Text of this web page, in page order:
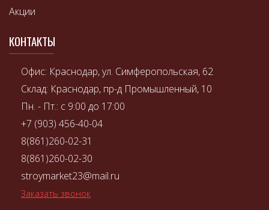
Акции
КОНТАКТЫ
Офис: Краснодар, ул. Симферопольская, 62
Склад: Краснодар, пр-д Промышленный, 10
Пн. - Пт.: с 9:00 до 17:00
+7 (903) 456-40-04
8(861)260-02-31
8(861)260-02-30
stroymarket23@mail.ru
Заказать звонок